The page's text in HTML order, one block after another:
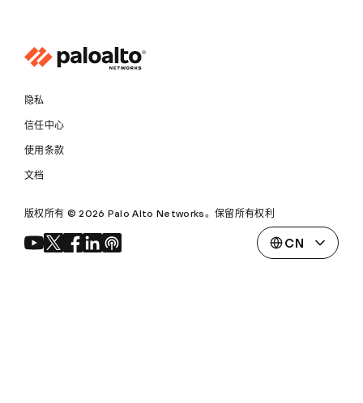
隐私
信任中心
使用条款
文档
版权所有 © 2026 Palo Alto Networks。保留所有权利
CN